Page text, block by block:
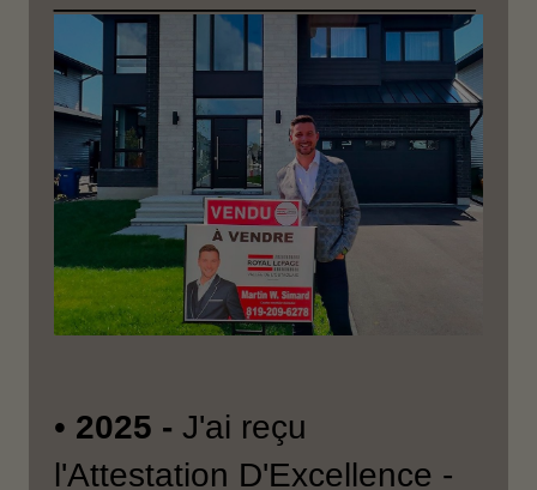
• 2025 -J'ai reçu
l'Attestation D'Excellence -